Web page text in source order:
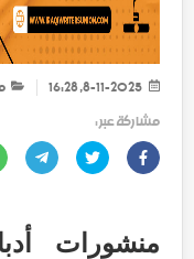
مشاركة عبر :
منشورات